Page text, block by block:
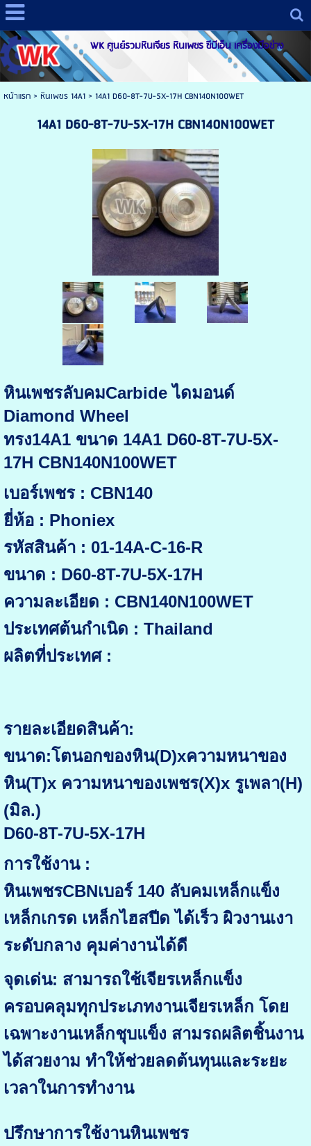
WK ศูนย์รวมหินเจียร หินเพชร ซีบีเอ็น เครื่องมือช่าง
หน้าแรก> หินเพชร 14A1> 14A1 D60-8T-7U-5X-17H CBN140N100WET
14A1 D60-8T-7U-5X-17H CBN140N100WET
หินเพชรลับคมCarbide ไดมอนด์
Diamond Wheel
ทรง14A1 ขนาด 14A1 D60-8T-7U-5X-
17H CBN140N100WET
เบอร์เพชร : CBN140
ยี่ห้อ : Phoniex
รหัสสินค้า : 01-14A-C-16-R
ขนาด : D60-8T-7U-5X-17H
ความละเอียด : CBN140N100WET
ประเทศต้นกำเนิด : Thailand
ผลิตที่ประเทศ :
รายละเอียดสินค้า:
ขนาด:โตนอกของหิน(D)xความหนาของ
หิน(T)x ความหนาของเพชร(X)x รูเพลา(H)
(มิล.)
D60-8T-7U-5X-17H
การใช้งาน :
หินเพชรCBNเบอร์ 140 ลับคมเหล็กแข็ง
เหล็กเกรด เหล็กไฮสปีด ได้เร็ว ผิวงานเงา
ระดับกลาง คุมค่างานได้ดี
จุดเด่น: สามารถใช้เจียรเหล็กแข็ง
ครอบคลุมทุกประเภทงานเจียรเหล็ก โดย
เฉพาะงานเหล็กชุบแข็ง สามรถผลิตชิ้นงาน
ได้สวยงาม ทำให้ช่วยลดต้นทุนและระยะ
เวลาในการทำงาน
ปรึกษาการใช้งานหินเพชร